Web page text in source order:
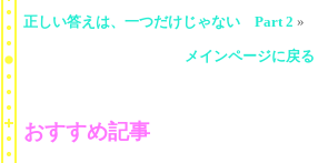
正しい答えは、一つだけじゃない Part 2 »
メインページに戻る
おすすめ記事